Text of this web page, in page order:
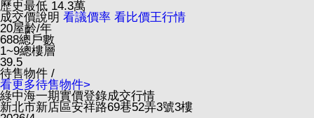
歷史最低 14.3萬
成交價說明 看議價率 看比價王行情
20屋齡/年
688總戶數
1~9總樓層
39.5
待售物件 /
看更多待售物件>
綠中海一期實價登錄成交行情
新北市新店區安祥路69巷52弄3號3樓